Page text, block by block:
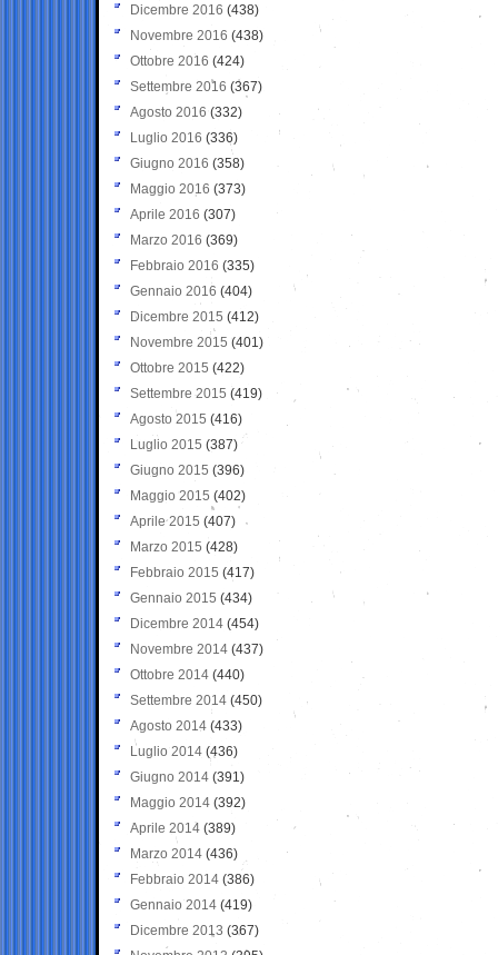
Dicembre 2016 (438)
Novembre 2016 (438)
Ottobre 2016 (424)
Settembre 2016 (367)
Agosto 2016 (332)
Luglio 2016 (336)
Giugno 2016 (358)
Maggio 2016 (373)
Aprile 2016 (307)
Marzo 2016 (369)
Febbraio 2016 (335)
Gennaio 2016 (404)
Dicembre 2015 (412)
Novembre 2015 (401)
Ottobre 2015 (422)
Settembre 2015 (419)
Agosto 2015 (416)
Luglio 2015 (387)
Giugno 2015 (396)
Maggio 2015 (402)
Aprile 2015 (407)
Marzo 2015 (428)
Febbraio 2015 (417)
Gennaio 2015 (434)
Dicembre 2014 (454)
Novembre 2014 (437)
Ottobre 2014 (440)
Settembre 2014 (450)
Agosto 2014 (433)
Luglio 2014 (436)
Giugno 2014 (391)
Maggio 2014 (392)
Aprile 2014 (389)
Marzo 2014 (436)
Febbraio 2014 (386)
Gennaio 2014 (419)
Dicembre 2013 (367)